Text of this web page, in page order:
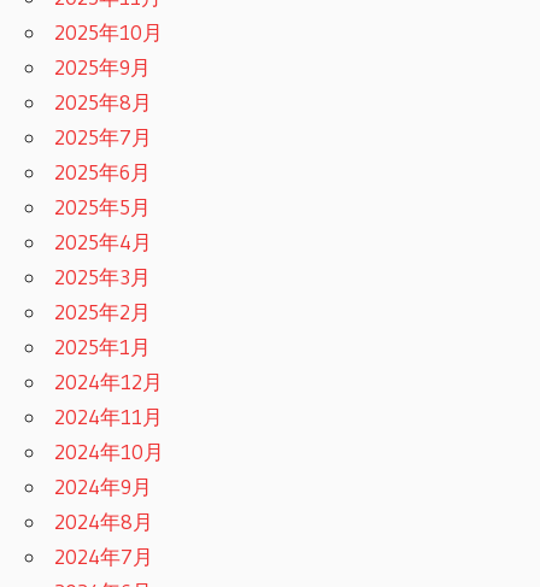
2025年10月
2025年9月
2025年8月
2025年7月
2025年6月
2025年5月
2025年4月
2025年3月
2025年2月
2025年1月
2024年12月
2024年11月
2024年10月
2024年9月
2024年8月
2024年7月